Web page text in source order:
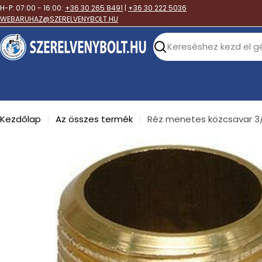
Skip
to
content
H-P: 07:00 - 16:00: +36 30 265 8491 | +36 30 222 5036
WEBARUHAZ@SZERELVENYBOLT.HU
Search
Kezdőlap Az összes termék Réz menetes közcsavar